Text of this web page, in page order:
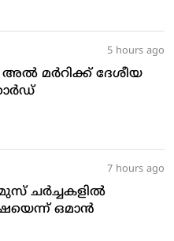
5 hours ago
മർറിക്ക് ദേശീയ
7 hours ago
ഒമാൻ